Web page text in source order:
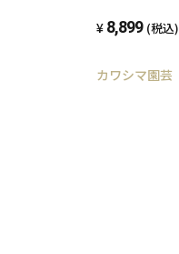
8,899 (税込)
カワシマ園芸